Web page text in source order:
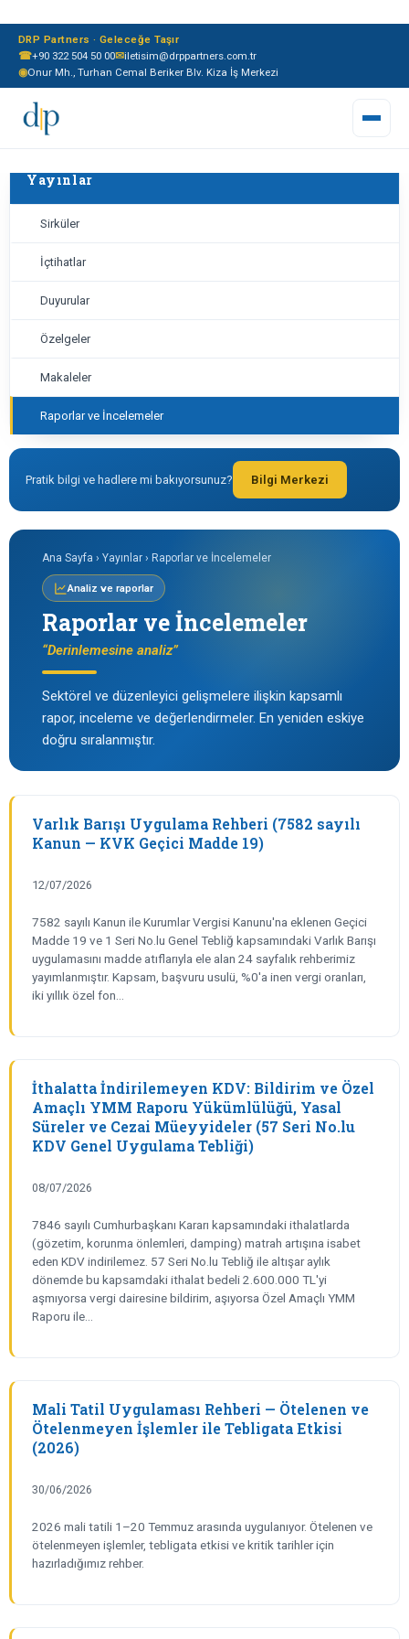
☎+90 322 504 50 00✉iletisim@drppartners.com.tr
◉Onur Mh., Turhan Cemal Beriker Blv. Kiza İş Merkezi
DRP Partners · Geleceğe Taşır
Yayınlar
Sirküler
İçtihatlar
Duyurular
Özelgeler
Makaleler
Raporlar ve İncelemeler
Pratik bilgi ve hadlere mi bakıyorsunuz? Bilgi Merkezi
Ana Sayfa › Yayınlar › Raporlar ve İncelemeler
Analiz ve raporlar
Raporlar ve İncelemeler
“Derinlemesine analiz”
Sektörel ve düzenleyici gelişmelere ilişkin kapsamlı
rapor, inceleme ve değerlendirmeler. En yeniden eskiye
doğru sıralanmıştır.
Varlık Barışı Uygulama Rehberi (7582 sayılı
Kanun — KVK Geçici Madde 19)
12/07/2026
7582 sayılı Kanun ile Kurumlar Vergisi Kanunu'na eklenen Geçici
Madde 19 ve 1 Seri No.lu Genel Tebliğ kapsamındaki Varlık Barışı
uygulamasını madde atıflarıyla ele alan 24 sayfalık rehberimiz
yayımlanmıştır. Kapsam, başvuru usulü, %0'a inen vergi oranları,
iki yıllık özel fon…
İthalatta İndirilemeyen KDV: Bildirim ve Özel
Amaçlı YMM Raporu Yükümlülüğü, Yasal
Süreler ve Cezai Müeyyideler (57 Seri No.lu
KDV Genel Uygulama Tebliği)
08/07/2026
7846 sayılı Cumhurbaşkanı Kararı kapsamındaki ithalatlarda
(gözetim, korunma önlemleri, damping) matrah artışına isabet
eden KDV indirilemez. 57 Seri No.lu Tebliğ ile altışar aylık
dönemde bu kapsamdaki ithalat bedeli 2.600.000 TL'yi
aşmıyorsa vergi dairesine bildirim, aşıyorsa Özel Amaçlı YMM
Raporu ile…
Mali Tatil Uygulaması Rehberi — Ötelenen ve
Ötelenmeyen İşlemler ile Tebligata Etkisi
(2026)
30/06/2026
2026 mali tatili 1–20 Temmuz arasında uygulanıyor. Ötelenen ve
ötelenmeyen işlemler, tebligata etkisi ve kritik tarihler için
hazırladığımız rehber.